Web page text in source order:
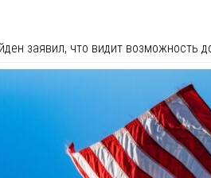
заявил, что видит возможность